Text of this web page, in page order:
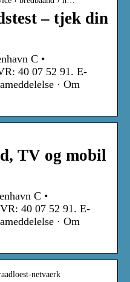
– tjek din
C •
40 07 52 91. E-
· Om
TV og mobil
C •
40 07 52 91. E-
· Om
netvaerk